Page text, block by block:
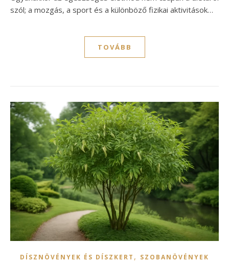
szól; a mozgás, a sport és a különböző fizikai aktivitások…
TOVÁBB
DÍSZNÖVÉNYEK ÉS DÍSZKERT , SZOBANÖVÉNYEK